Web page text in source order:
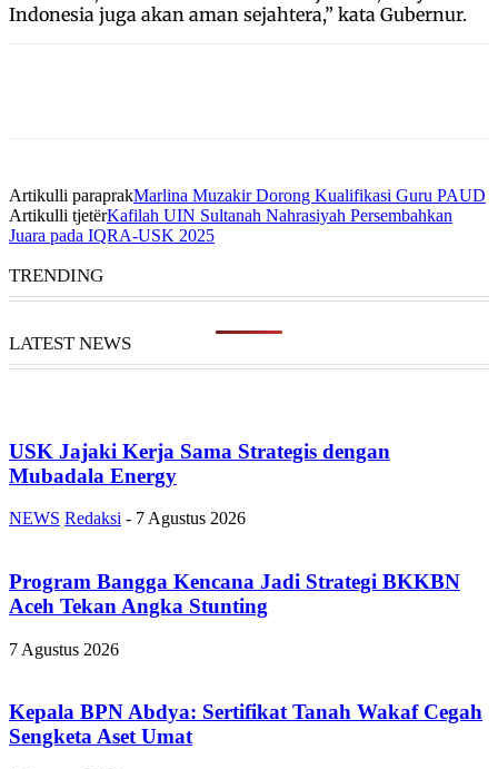
Indonesia juga akan aman sejahtera,” kata Gubernur.
Artikulli paraprakMarlina Muzakir Dorong Kualifikasi Guru PAUD
Artikulli tjetërKafilah UIN Sultanah Nahrasiyah Persembahkan
Juara pada IQRA-USK 2025
TRENDING
LATEST NEWS
USK Jajaki Kerja Sama Strategis dengan
Mubadala Energy
NEWS Redaksi - 7 Agustus 2026
Program Bangga Kencana Jadi Strategi BKKBN
Aceh Tekan Angka Stunting
7 Agustus 2026
Kepala BPN Abdya: Sertifikat Tanah Wakaf Cegah
Sengketa Aset Umat